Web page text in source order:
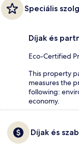
Speciális
Díjak és
Eco-Certified
This property
measures the
following:
economy.
Díjak és